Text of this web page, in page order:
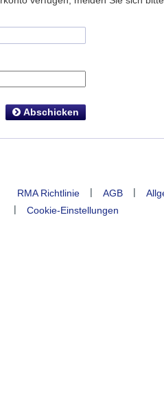
Abschicken
RMA Richtlinie | AGB |
|
Cookie-Einstellungen